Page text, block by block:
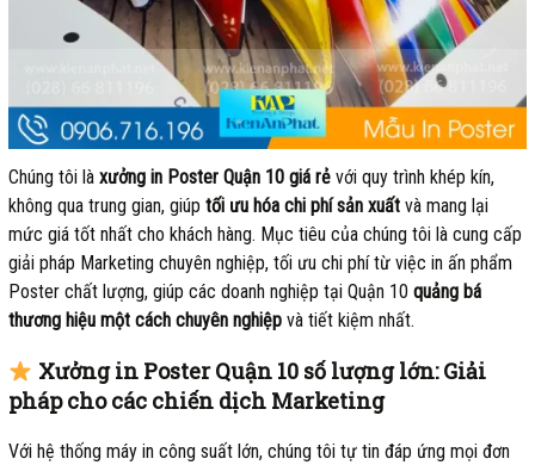
Chúng tôi làxưởng in Poster Quận 10 giá rẻ với quy trình khép kín,
không qua trung gian, giúptối ưu hóa chi phí sản xuất và mang lại
mức giá tốt nhất cho khách hàng. Mục tiêu của chúng tôi là cung cấp
giải pháp Marketing chuyên nghiệp, tối ưu chi phí từ việc in ấn phẩm
Poster chất lượng, giúp các doanh nghiệp tại Quận 10quảng bá
thương hiệu một cách chuyên nghiệp và tiết kiệm nhất.
Xưởng in Poster Quận 10 số lượng lớn: Giải
pháp cho các chiến dịch Marketing
Với hệ thống máy in công suất lớn, chúng tôi tự tin đáp ứng mọi đơn